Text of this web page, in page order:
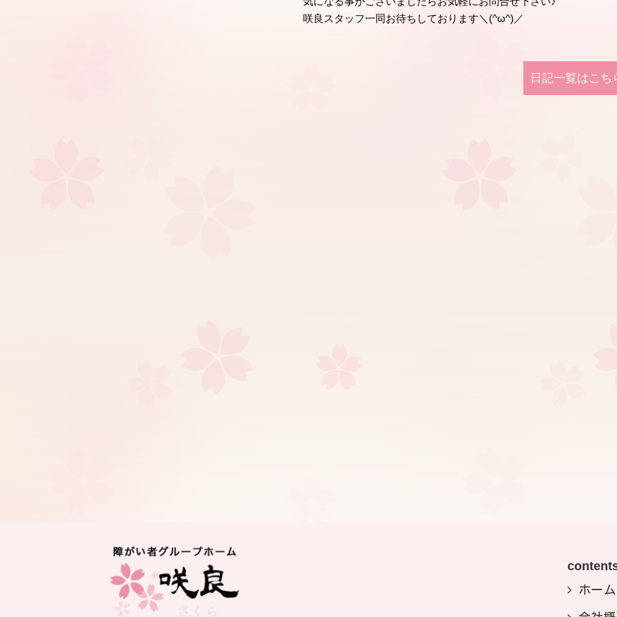
咲良スタッフ一同お待ちしております＼(^ω^)／
日記⼀覧はこち
ホーム